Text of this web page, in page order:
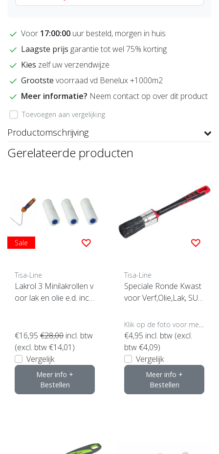
Voor 17:00:00 uur besteld, morgen in huis
Laagste prijs garantie tot wel 75% korting
Kies zelf uw verzendwijze
Grootste voorraad vd Benelux +1000m2
Meer informatie? Neem contact op over dit product
Toevoegen aan vergelijking
Productomschrijving
Gerelateerde producten
Sale
Tisa-Line
Lakrol 3 Minilakrollen v
oor lak en olie e.d. incl
€16,95 €28,00 incl. btw
(excl. btw €14,01)
Vergelijk
Meer info +
Bestellen
Tisa-Line
Speciale Ronde Kwast
voor Verf,Olie,Lak, SUP
Klik op de foto voor meer opties..
€4,95 incl. btw (excl.
btw €4,09)
Vergelijk
Meer info +
Bestellen